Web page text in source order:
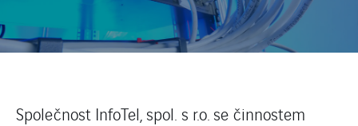
Společnost InfoTel, spol. s r.o. se činnostem